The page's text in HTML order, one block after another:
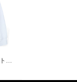
ミッキーマウス 白足 ウォルトディズニーオフィシャル スウェット ホワイト WALT DISNEY WORLD ウォルトディズニーオフィシャル サイズXL相当 古着 CF0995